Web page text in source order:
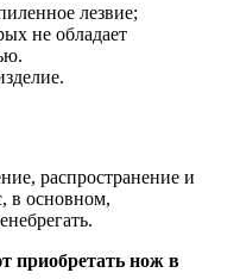
лезвие;
не обладает
распространение и
в основном,
приобретать нож в